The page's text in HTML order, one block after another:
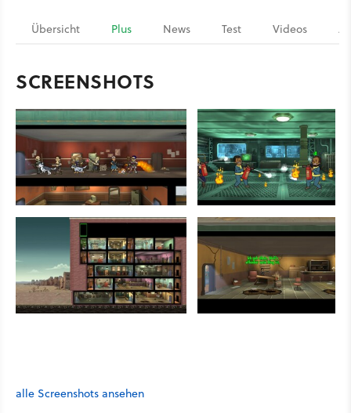
Übersicht Plus News Test Videos
SCREENSHOTS
alle Screenshots ansehen